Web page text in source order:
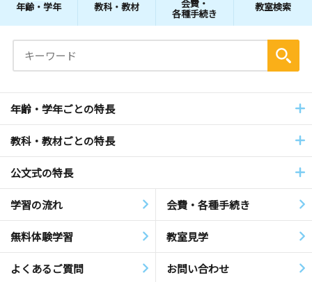
年齢・学年 教科・教材 会費・
各種手続き
教室検索
年齢・学年ごとの特長
教科・教材ごとの特長
公文式の特長
学習の流れ 会費・各種手続き
無料体験学習 教室見学
よくあるご質問 お問い合わせ